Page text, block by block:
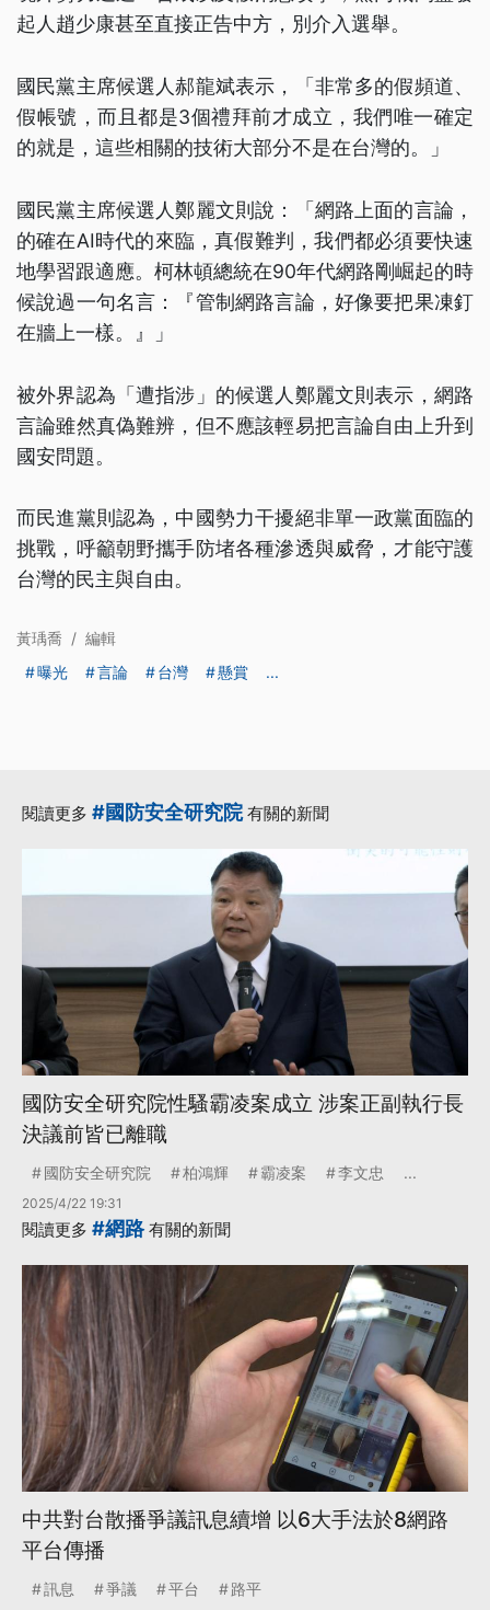
起人趙少康甚至直接正告中方，別介入選舉。
國民黨主席候選人郝龍斌表示，「非常多的假頻道、
假帳號，而且都是3個禮拜前才成立，我們唯一確定
的就是，這些相關的技術大部分不是在台灣的。」
國民黨主席候選人鄭麗文則說：「網路上面的言論，
的確在AI時代的來臨，真假難判，我們都必須要快速
地學習跟適應。柯林頓總統在90年代網路剛崛起的時
候說過一句名言：『管制網路言論，好像要把果凍釘
在牆上一樣。』」
被外界認為「遭指涉」的候選人鄭麗文則表示，網路
言論雖然真偽難辨，但不應該輕易把言論自由上升到
國安問題。
而民進黨則認為，中國勢力干擾絕非單一政黨面臨的
挑戰，呼籲朝野攜手防堵各種滲透與威脅，才能守護
台灣的民主與自由。
黃瑀喬 / 編輯
曝光
言論 台灣 懸賞 ...
閱讀更多 #國防安全研究院有關的新聞
國防安全研究院性騷霸凌案成立 涉案正副執行長
決議前皆已離職
國防安全研究院 柏鴻輝 霸凌案 李文忠 ...
2025/4/22 19:31
閱讀更多 #網路有關的新聞
中共對台散播爭議訊息續增 以6大手法於8網路
平台傳播
訊息 爭議 平台 路平